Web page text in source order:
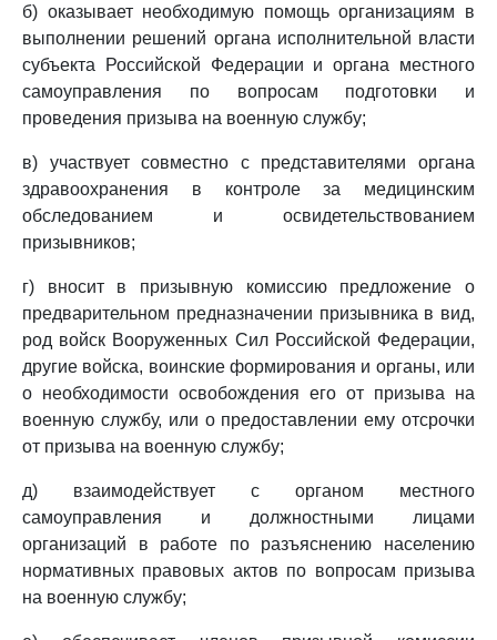
б) оказывает необходимую помощь организациям в
выполнении решений органа исполнительной власти
субъекта Российской Федерации и органа местного
самоуправления по вопросам подготовки и
проведения призыва на военную службу;
в) участвует совместно с представителями органа
здравоохранения в контроле за медицинским
обследованием и освидетельствованием
призывников;
г) вносит в призывную комиссию предложение о
предварительном предназначении призывника в вид,
род войск Вооруженных Сил Российской Федерации,
другие войска, воинские формирования и органы, или
о необходимости освобождения его от призыва на
военную службу, или о предоставлении ему отсрочки
от призыва на военную службу;
д) взаимодействует с органом местного
самоуправления и должностными лицами
организаций в работе по разъяснению населению
нормативных правовых актов по вопросам призыва
на военную службу;